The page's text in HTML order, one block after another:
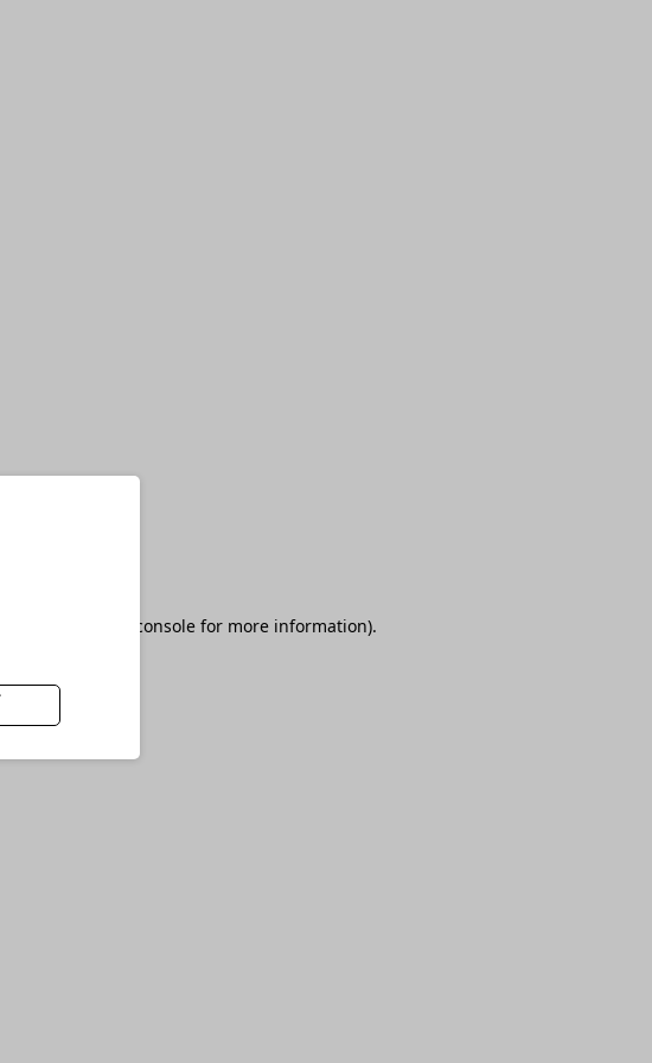
browser console for more information).